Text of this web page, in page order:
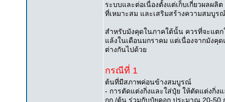
ระบบและต่อเนื่องตั้งแต่เก็บเกี่ยวผลผลิ
ที่เหมาะสม และเสริมสร้างความสมบู
สำหรับมังคุดในภาคใต้นั้น ควรที่จะแตก
แล้งในเดือนมกราคม แต่เนื่องจากมังคุ
ต่างกันไปด้วย
กรณีที่ 1
ต้นที่มีสภาพค่อนข้างสมบูรณ์
- การตัดแต่งกิ่งและใส่ปุ๋ย ให้ตัดแต่งกิ่ง
กก./ต้น ร่วมกับปุ๋ยคอก ประมาณ 20-50